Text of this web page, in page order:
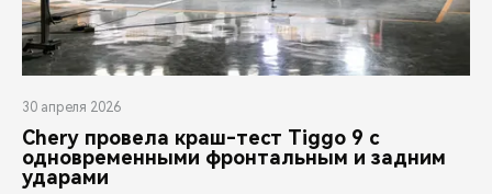
30 апреля 2026
Chery провела краш-тест Tiggo 9 с
одновременными фронтальным и задним
ударами